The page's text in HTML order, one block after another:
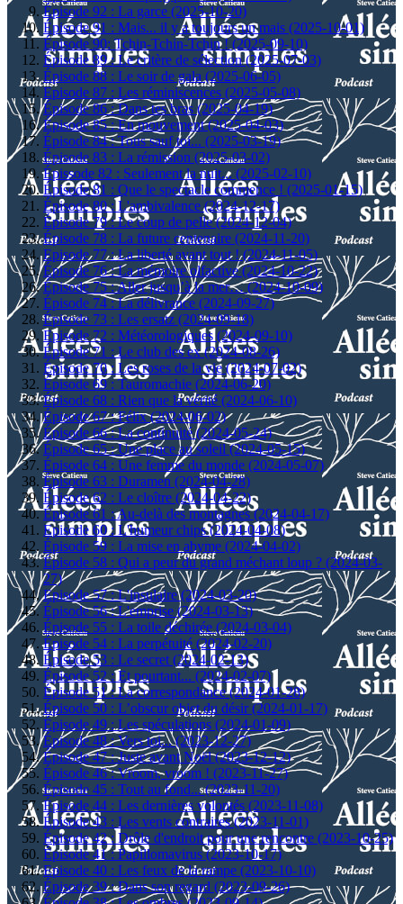
Épisode 92 : La garce (2025-10-20)
Épisode 91 : Mais... il y a toujours un mais (2025-10-01)
Épisode 90: Tchin-Tchin-Tchin ! (2025-09-10)
Épisode 89 : Le critère de sélection (2025-07-03)
Épisode 88 : Le soir de gala (2025-06-05)
Episode 87 : Les réminiscences (2025-05-08)
Épisode 86 : Dans tes bras (2025-04-19)
Épisode 85 : En mouvement (2025-04-03)
Épisode 84 : Tous sauf toi... (2025-03-19)
Épisode 83 : La rémission (2025-03-02)
Épissode 82 : Seulement la nuit... (2025-02-10)
Épisode 81 : Que le spectacle commence ! (2025-01-15)
Épisode 80 : L'ambivalence (2024-12-17)
Épisode 79 : Le coup de pelle (2024-12-04)
Épisode 78 : La future centenaire (2024-11-20)
Episode 77 : La liberté avant tout ! (2024-11-05)
Épisode 76 : La mémoire olfactive (2024-10-22)
Épisode 75 : Aller jusqu’à la mer… (2024-10-09)
Épisode 74 : La délivrance (2024-09-27)
Épisode 73 : Les ersatz (2024-09-18)
Episode 72 : Météorologiques (2024-09-10)
Épisode 71 : Le club des ex (2024-08-26)
Épisode 70 : Les roses de la vie (2024-07-02)
Épisode 69 : Tauromachie (2024-06-20)
Épisode 68 : Rien que la vérité (2024-06-10)
Épisode 67 : Félix (2024-06-02)
Épisode 66 : La continuité (2024-05-24)
Épisode 65 : Une place au soleil (2024-05-15)
Épisode 64 : Une femme du monde (2024-05-07)
Épisode 63 : Duramen (2024-04-28)
Épisode 62 : Le cloître (2024-04-22)
Épisode 61 : Au-delà des montagnes (2024-04-17)
Episode 60 : L'humeur chips (2024-04-08)
Épisode 59 : La mise en abyme (2024-04-02)
Épisode 58 : Qui a peur du grand méchant loup ? (2024-03-
27)
Episode 57 : L'insulaire (2024-03-20)
Épisode 56 : L'emprise (2024-03-13)
Épisode 55 : La toile déchirée (2024-03-04)
Épisode 54 : La perpétuité (2024-02-20)
Épisode 53 : Le secret (2024-02-13)
Épisode 52 : Et pourtant... (2024-02-07)
Épisode 51 : La correspondance (2024-01-28)
Épisode 50 : L’obscur objet du désir (2024-01-17)
Épisode 49 : Les spéculations (2024-01-09)
Épisode 48 : Vers toi... (2023-12-27)
Épisode 47 : Juste avant Noël (2023-12-12)
Épisode 46 : Vroom, vroom ! (2023-11-27)
Épisode 45 : Tout au fond... (2023-11-20)
Épisode 44 : Les dernières volontés (2023-11-08)
Épisode 43 : Les vents contraires (2023-11-01)
Épisode 42 : Drôle d'endroit pour une rencontre (2023-10-25)
Épisode 41 : Papillomavirus (2023-10-17)
Episode 40 : Les feux de la rampe (2023-10-10)
Épisode 39 : Dans son regard (2023-09-26)